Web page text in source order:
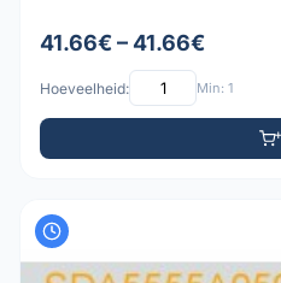
41.66€ – 41.66€
Hoeveelheid: Min: 1